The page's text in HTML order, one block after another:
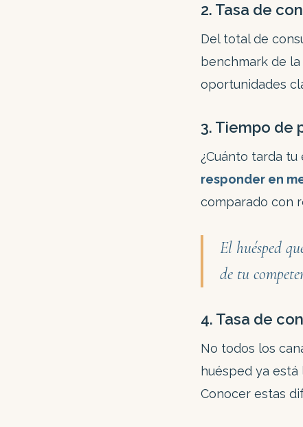
2. Tasa de
Del total de
benchmark de la
oportunidades
3. Tiempo de
¿Cuánto tarda
responder en
comparado con
El huésped
de tu
4. Tasa de
No todos los
huésped ya
Conocer estas